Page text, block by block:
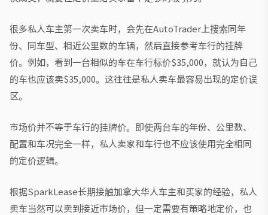
很多私人车主第一次卖车时，会先在AutoTrader上搜索同年
份、同车型、相近公里数的车辆，然后直接参考车行的挂牌
价。例如，看到一台相似的车在车行标价$35,000，就认为自己
的车也应该卖$35,000。这往往是私人卖车最容易出现的定价误
区。
市场价并不等于车行的挂牌价。即使两台车的年份、公里数、
配置和车况完全一样，私人卖家和车行也不应该使用完全相同
的定价逻辑。
根据SparkLease长期接触加拿大华人车主和买家的经验，私人
卖车当然可以卖到接近市场价，但一定需要有策略地定价，也